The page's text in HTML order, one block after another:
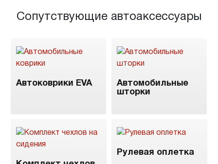
Сопутствующие автоаксессуары
Автоковрики EVA
Автомобильные
шторки
Рулевая оплетка